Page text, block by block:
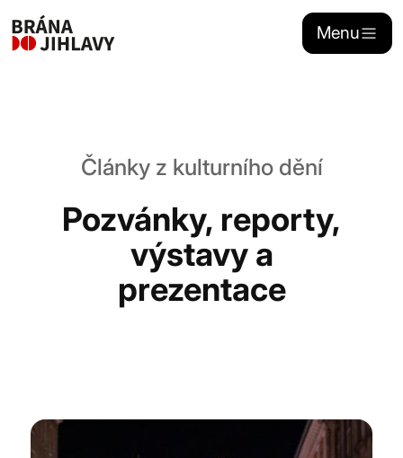
Menu
Stánkový prodej
Sponzoring
Kontakty
Copyright 2026 Brána Jihlavy, příspěvková organizace.
Články z kulturního dění
Pozvánky, reporty,
výstavy a
prezentace